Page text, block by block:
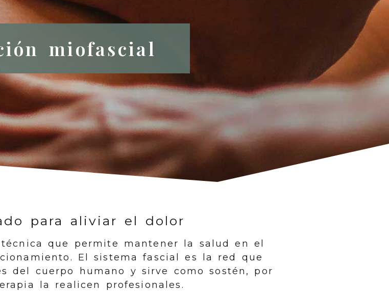
miofascial
para aliviar el dolor
que permite mantener la salud en el
El sistema fascial es la red que
del cuerpo humano y sirve como sostén, por
la realicen profesionales.